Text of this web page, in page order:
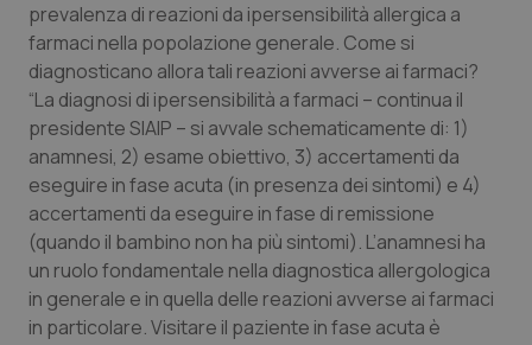
Tumori gastrointestinali
Ulcera & Reflusso
Vaccini
prevalenza di reazioni da ipersensibilità allergica a
farmaci nella popolazione generale. Come si
diagnosticano allora tali reazioni avverse ai farmaci?
“La diagnosi di ipersensibilità a farmaci – continua il
presidente SIAIP – si avvale schematicamente di: 1)
anamnesi, 2) esame obiettivo, 3) accertamenti da
eseguire in fase acuta (in presenza dei sintomi) e 4)
accertamenti da eseguire in fase di remissione
(quando il bambino non ha più sintomi). L’anamnesi ha
un ruolo fondamentale nella diagnostica allergologica
in generale e in quella delle reazioni avverse ai farmaci
in particolare. Visitare il paziente in fase acuta è